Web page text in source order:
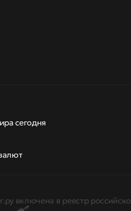
сегодня
включена в реестр